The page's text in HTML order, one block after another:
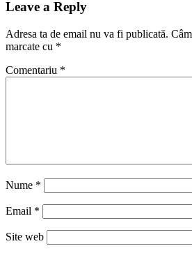
articole
Leave a Reply
Adresa ta de email nu va fi publicată.
marcate cu *
Comentariu *
Nume *
Email *
Site web